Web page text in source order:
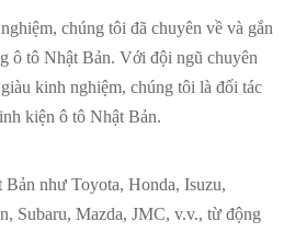
chúng tôi đã chuyên về và gắn
ô tô Nhật Bản. Với đội ngũ chuyên
kinh nghiệm, chúng tôi là đối tác
kiện ô tô Nhật Bản.
như Toyota, Honda, Isuzu,
Subaru, Mazda, JMC, v.v., từ động